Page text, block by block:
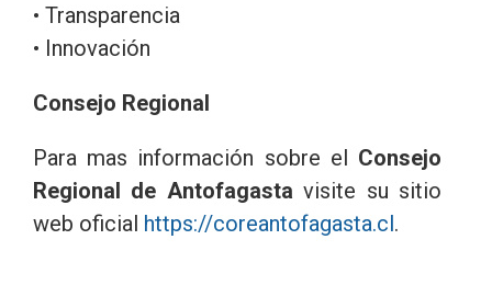
• Transparencia
• Innovación
Consejo Regional
Para mas información sobre el Consejo
Regional de Antofagasta visite su sitio
web oficial https://coreantofagasta.cl.